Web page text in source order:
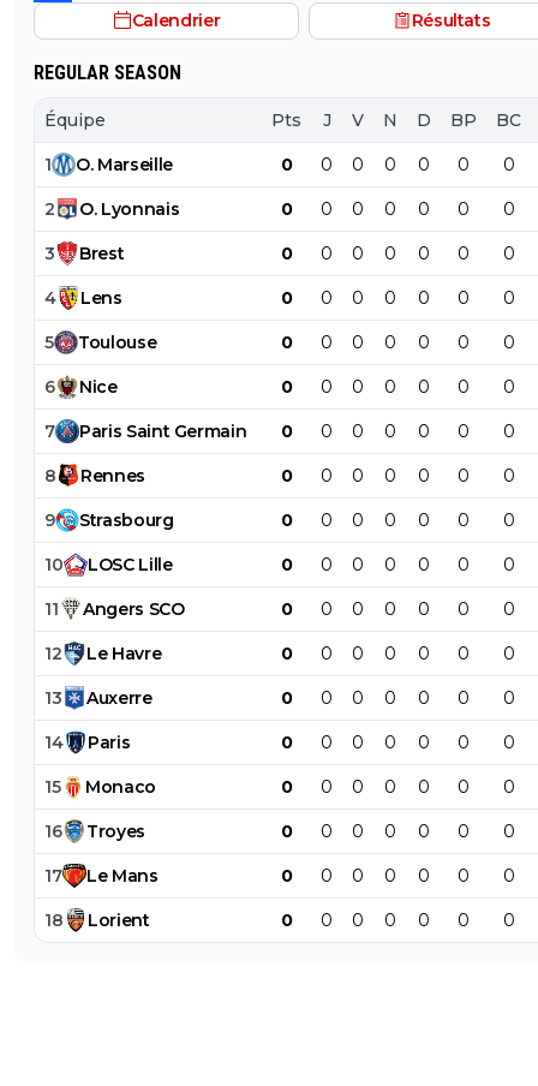
matchs, sans parler de sa dernière campagne de ldc où
plutôt très bien joué.
Calendrier Résultats
REGULAR SEASON
Équipe Pts J V N D BP BC
1 O. Marseille 0 0 0 0 0 0 0
2 O. Lyonnais 0 0 0 0 0 0 0
3 Brest 0 0 0 0 0 0 0
4 Lens 0 0 0 0 0 0 0
5 Toulouse 0 0 0 0 0 0 0
6 Nice 0 0 0 0 0 0 0
7 Paris Saint Germain 0 0 0 0 0 0 0
8 Rennes 0 0 0 0 0 0 0
9 Strasbourg 0 0 0 0 0 0 0
10 LOSC Lille 0 0 0 0 0 0 0
11 Angers SCO 0 0 0 0 0 0 0
12 Le Havre 0 0 0 0 0 0 0
13 Auxerre 0 0 0 0 0 0 0
14 Paris 0 0 0 0 0 0 0
15 Monaco 0 0 0 0 0 0 0
16 Troyes 0 0 0 0 0 0 0
17 Le Mans 0 0 0 0 0 0 0
18 Lorient 0 0 0 0 0 0 0